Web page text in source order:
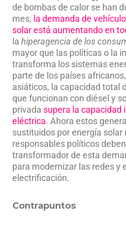
de bombas de calor se han
mes; la demanda de
solar está aumentando en
la hiperagencia de los
mayor que las políticas o la
transforma los sistemas
parte de los países
asiáticos, la capacidad total
que funcionan con diésel y
privada supera la capacidad
eléctrica. Ahora estos
sustituidos por energía
responsables políticos
transformador de esta
para modernizar las redes y
electrificación.
Contrapuntos